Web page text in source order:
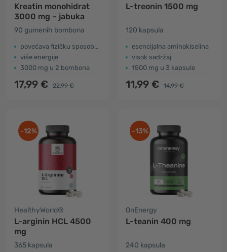
Kreatin monohidrat
3000 mg – jabuka
90 gumenih bombona
povećava fizičku sposobnost
više energije
3000 mg u 2 bombona
17,99 € 22,99 €
L-treonin 1500 mg
120 kapsula
esencijalna aminokiselina
visok sadržaj
1500 mg u 3 kapsule
11,99 € 14,99 €
-12%
HealthyWorld®
L-arginin HCL 4500
mg
365 kapsula
-13%
OnEnergy
L-teanin 400 mg
240 kapsula